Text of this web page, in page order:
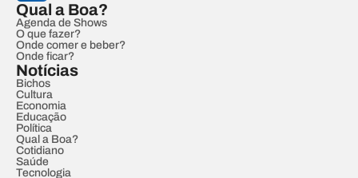
Qual a Boa?
Agenda de Shows
O que fazer?
Onde comer e beber?
Onde ficar?
Notícias
Bichos
Cultura
Economia
Educação
Política
Qual a Boa?
Cotidiano
Saúde
Tecnologia